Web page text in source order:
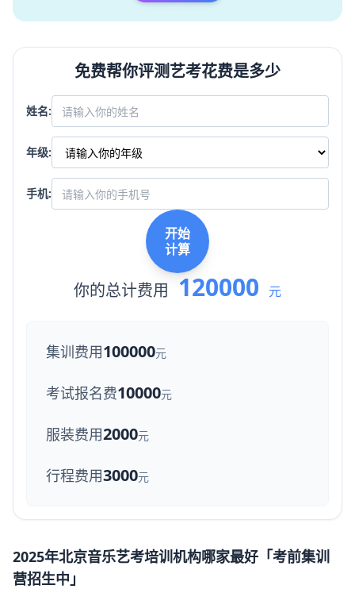
免费帮你评测艺考花费是多少
姓名:
年级:
手机:
开始
计算
你的总计费用 120000 元
集训费用100000元
考试报名费10000元
服装费用2000元
行程费用3000元
2025年北京音乐艺考培训机构哪家最好「考前集训
营招生中」